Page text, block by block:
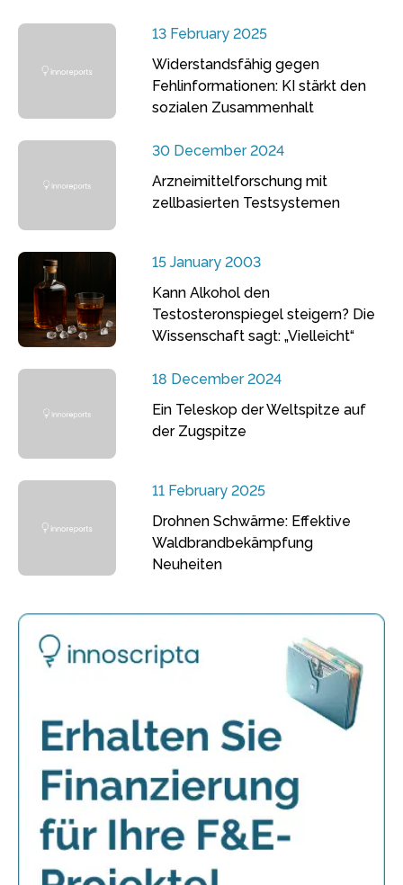
13 February 2025
Widerstandsfähig gegen
Fehlinformationen: KI stärkt den
sozialen Zusammenhalt
30 December 2024
Arzneimittelforschung mit
zellbasierten Testsystemen
15 January 2003
Kann Alkohol den
Testosteronspiegel steigern? Die
Wissenschaft sagt: „Vielleicht“
18 December 2024
Ein Teleskop der Weltspitze auf
der Zugspitze
11 February 2025
Drohnen Schwärme: Effektive
Waldbrandbekämpfung
Neuheiten